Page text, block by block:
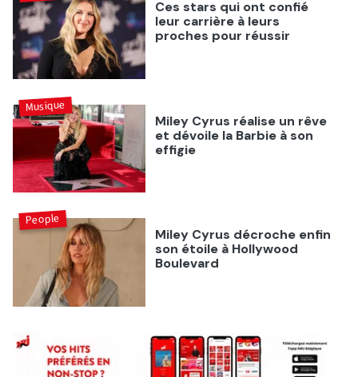
Ces stars qui ont confié
leur carrière à leurs
proches pour réussir
Miley Cyrus réalise un rêve
et dévoile la Barbie à son
effigie
Musique
Miley Cyrus décroche enfin
son étoile à Hollywood
Boulevard
People